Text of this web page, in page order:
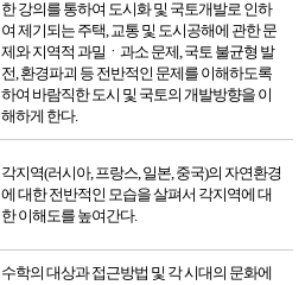
한 강의를 통하여 도시화 및 국토개발로 인하
여 제기되는 주택, 교통 및 도시공해에 관한 문
제와 지역적 과밀ㆍ과소 문제, 국토 불균형 발
전, 환경파괴 등 전반적인 문제를 이해하도록
하여 바람직한 도시 및 국토의 개발방향을 이
해하게 한다.
각지역(러시아, 프랑스, 일본, 중국)의 자연환경
에 대한 전반적인 모습을 살펴서 각지역에 대
한 이해도를 높여간다.
수학의 대상과 접근방법 및 각 시대의 문화에